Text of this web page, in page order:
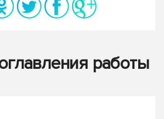
работы